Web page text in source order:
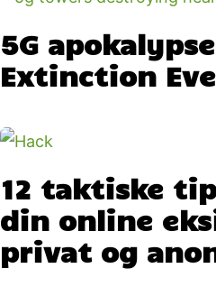
5G
Extinction
12 taktiske
din online
privat og